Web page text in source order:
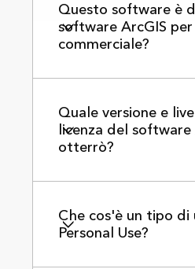
Questo software è
software ArcGIS per
commerciale?
Quale versione e
licenza del software
otterrò?
Che cos'è un tipo
Personal Use?